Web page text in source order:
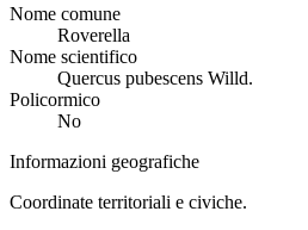
Nome comune
Roverella
Nome scientifico
Quercus pubescens Willd.
Policormico
No
Informazioni geografiche
Coordinate territoriali e civiche.